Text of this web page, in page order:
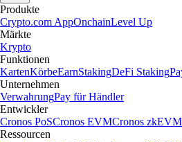
Produkte
Crypto.com AppOnchainLevel Up
Märkte
Krypto
Funktionen
KartenKörbeEarnStakingDeFi Staking
Unternehmen
VerwahrungPay für Händler
Entwickler
Cronos PoSCronos EVMCronos zkEVM
Ressourcen